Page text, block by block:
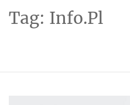
Tag: Info.Pl